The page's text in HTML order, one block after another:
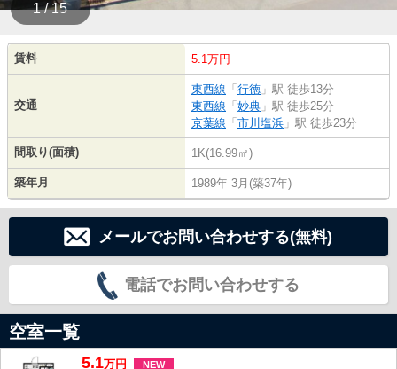
1 / 15
賃料 5.1万円
交通
東西線 「 行徳 」駅 徒歩13分
東西線 「 妙典 」駅 徒歩25分
京葉線 「 市川塩浜 」駅 徒歩23分
間取り(面積) 1K(16.99㎡)
築年月 1989年 3月(築37年)
メールでお問い合わせする(無料)
電話でお問い合わせする
空室一覧
5.1万円 NEW